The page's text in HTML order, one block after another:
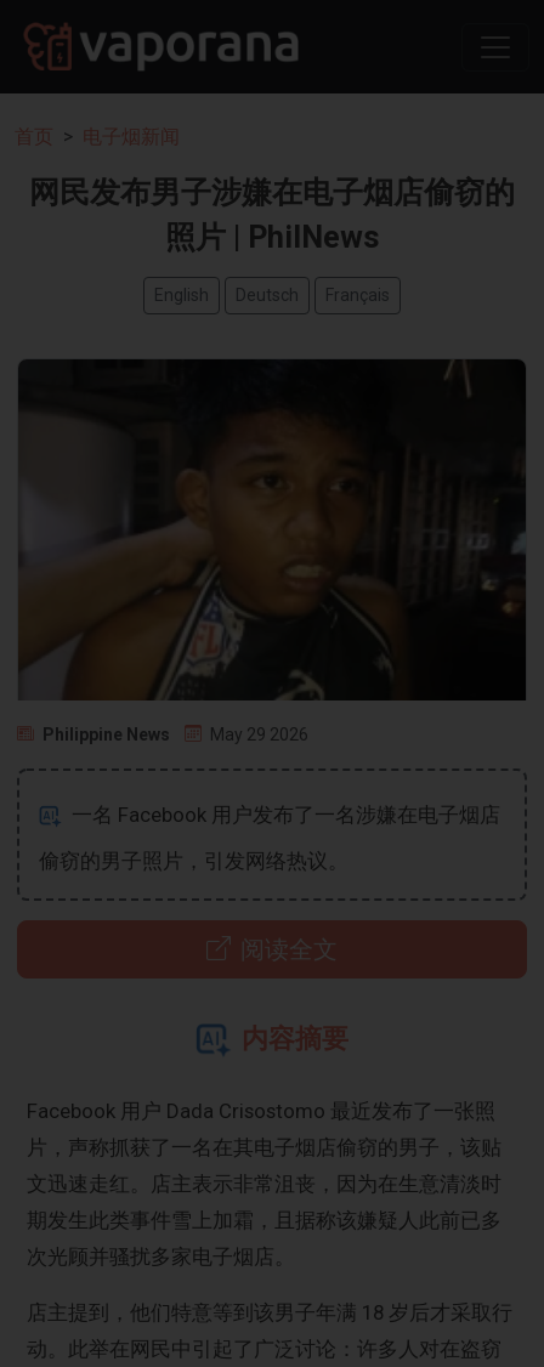
首页 电子烟新闻
网民发布男子涉嫌在电子烟店偷窃的
照片 | PhilNews
English Deutsch Français
Philippine News May 29 2026
一名 Facebook 用户发布了一名涉嫌在电子烟店
偷窃的男子照片，引发网络热议。
阅读全文
内容摘要
Facebook 用户 Dada Crisostomo 最近发布了一张照
片，声称抓获了一名在其电子烟店偷窃的男子，该贴
文迅速走红。店主表示非常沮丧，因为在生意清淡时
期发生此类事件雪上加霜，且据称该嫌疑人此前已多
次光顾并骚扰多家电子烟店。
店主提到，他们特意等到该男子年满 18 岁后才采取行
动。此举在网民中引起了广泛讨论：许多人对在盗窃